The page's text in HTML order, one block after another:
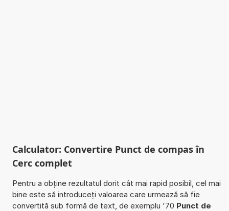
Calculator: Convertire Punct de compas în
Cerc complet
Pentru a obține rezultatul dorit cât mai rapid posibil, cel mai
bine este să introduceți valoarea care urmează să fie
convertită sub formă de text, de exemplu '70 Punct de